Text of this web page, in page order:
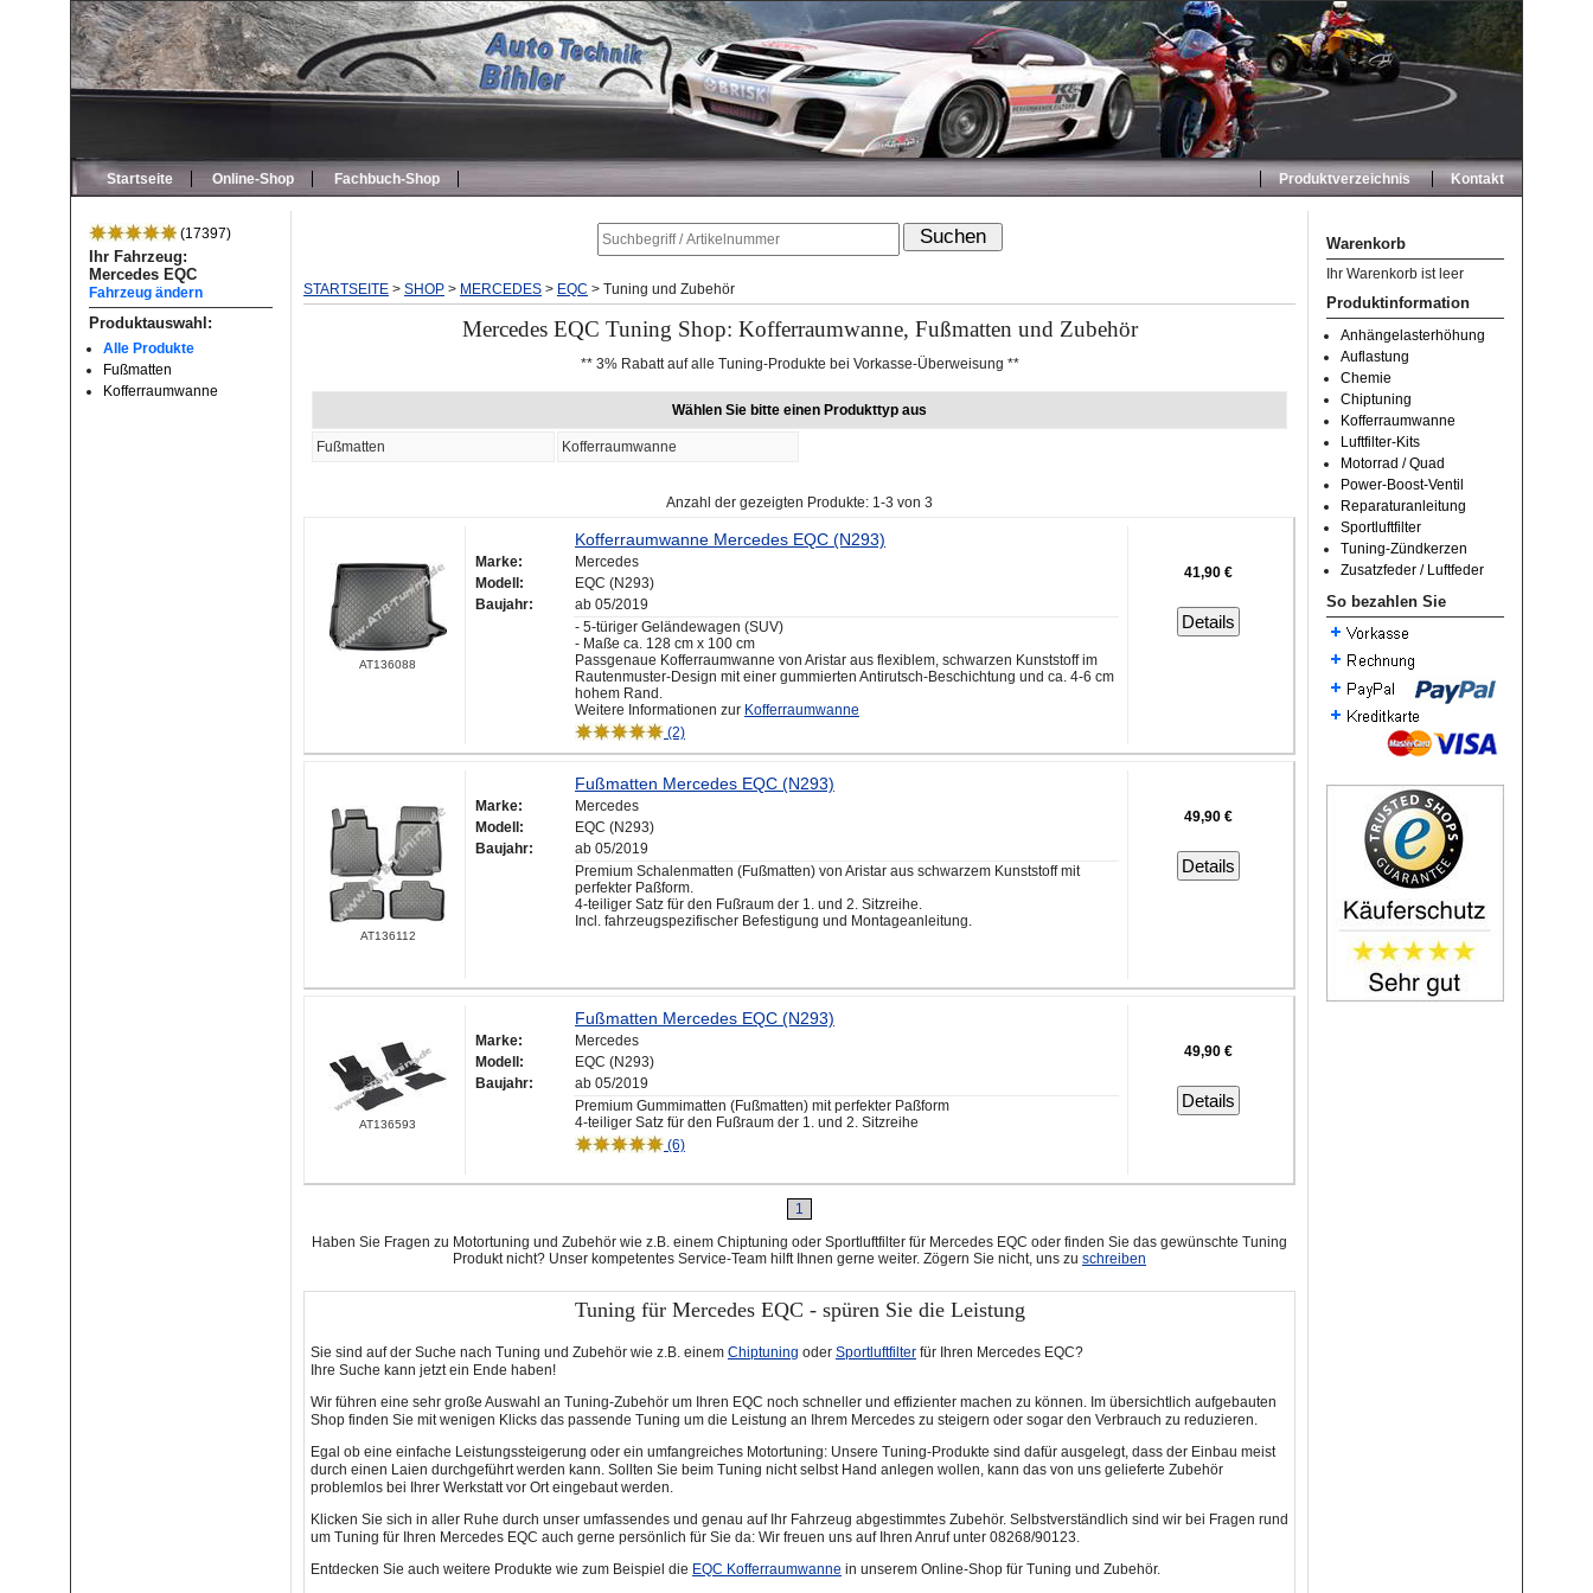
Startseite Online-Shop Fachbuch-Shop Produktverzeichnis Kontakt
(17397)
Ihr Fahrzeug:
Mercedes EQC
Fahrzeug ändern
Produktauswahl:
Alle Produkte
Fußmatten
Kofferraumwanne
Warenkorb
Ihr Warenkorb ist leer
Produktinformation
Anhängelasterhöhung
Auflastung
Chemie
Chiptuning
Kofferraumwanne
Luftfilter-Kits
Motorrad / Quad
Power-Boost-Ventil
Reparaturanleitung
Sportluftfilter
Tuning-Zündkerzen
Zusatzfeder / Luftfeder
So bezahlen Sie
STARTSEITE > SHOP > MERCEDES > EQC > Tuning und Zubehör
Mercedes EQC Tuning Shop: Kofferraumwanne, Fußmatten und Zubehör
** 3% Rabatt auf alle Tuning-Produkte bei Vorkasse-Überweisung **
Wählen Sie bitte einen Produkttyp aus
Fußmatten Kofferraumwanne
Anzahl der gezeigten Produkte: 1-3 von 3
AT136088
Kofferraumwanne Mercedes EQC (N293)
Marke:
Mercedes
Modell:
EQC (N293)
Baujahr:
ab 05/2019
- 5-türiger Geländewagen (SUV)
- Maße ca. 128 cm x 100 cm
Passgenaue Kofferraumwanne von Aristar aus flexiblem, schwarzen Kunststoff im
Rautenmuster-Design mit einer gummierten Antirutsch-Beschichtung und ca. 4-6 cm
hohem Rand.
Weitere Informationen zur Kofferraumwanne
(2)
41,90 €
Details
AT136112
Fußmatten Mercedes EQC (N293)
Marke:
Mercedes
Modell:
EQC (N293)
Baujahr:
ab 05/2019
Premium Schalenmatten (Fußmatten) von Aristar aus schwarzem Kunststoff mit
perfekter Paßform.
4-teiliger Satz für den Fußraum der 1. und 2. Sitzreihe.
Incl. fahrzeugspezifischer Befestigung und Montageanleitung.
49,90 €
Details
AT136593
Fußmatten Mercedes EQC (N293)
Marke:
Mercedes
Modell:
EQC (N293)
Baujahr:
ab 05/2019
Premium Gummimatten (Fußmatten) mit perfekter Paßform
4-teiliger Satz für den Fußraum der 1. und 2. Sitzreihe
(6)
49,90 €
Details
1
Haben Sie Fragen zu Motortuning und Zubehör wie z.B. einem Chiptuning oder Sportluftfilter für Mercedes EQC oder finden Sie das gewünschte Tuning
Produkt nicht? Unser kompetentes Service-Team hilft Ihnen gerne weiter. Zögern Sie nicht, uns zu schreiben
Tuning für Mercedes EQC - spüren Sie die Leistung
Sie sind auf der Suche nach Tuning und Zubehör wie z.B. einem Chiptuning oder Sportluftfilter für Ihren Mercedes EQC?
Ihre Suche kann jetzt ein Ende haben!
Wir führen eine sehr große Auswahl an Tuning-Zubehör um Ihren EQC noch schneller und effizienter machen zu können. Im übersichtlich aufgebauten
Shop finden Sie mit wenigen Klicks das passende Tuning um die Leistung an Ihrem Mercedes zu steigern oder sogar den Verbrauch zu reduzieren.
Egal ob eine einfache Leistungssteigerung oder ein umfangreiches Motortuning: Unsere Tuning-Produkte sind dafür ausgelegt, dass der Einbau meist
durch einen Laien durchgeführt werden kann. Sollten Sie beim Tuning nicht selbst Hand anlegen wollen, kann das von uns gelieferte Zubehör
problemlos bei Ihrer Werkstatt vor Ort eingebaut werden.
Klicken Sie sich in aller Ruhe durch unser umfassendes und genau auf Ihr Fahrzeug abgestimmtes Zubehör. Selbstverständlich sind wir bei Fragen rund
um Tuning für Ihren Mercedes EQC auch gerne persönlich für Sie da: Wir freuen uns auf Ihren Anruf unter 08268/90123.
Entdecken Sie auch weitere Produkte wie zum Beispiel die EQC Kofferraumwanne in unserem Online-Shop für Tuning und Zubehör.